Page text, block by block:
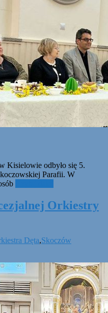
Kisielowie odbyło się 5.
Parafii. W
Orkiestry
Dęta,Skoczów